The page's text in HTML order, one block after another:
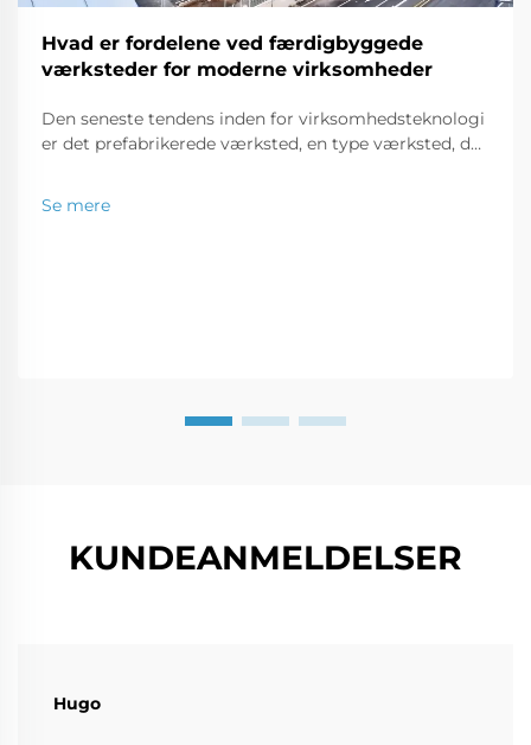
Hvad er fordelene ved færdigbyggede
værksteder for moderne virksomheder
Den seneste tendens inden for virksomhedsteknologi
er det prefabrikerede værksted, en type værksted, der
Denne moderne bygningstype er en perfekt løsning
Se mere
KUNDEANMELDELSER
Hugo